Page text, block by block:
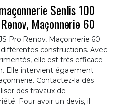
Senlis 100
Maçonnerie 60
Pro Renov, Maçonnerie 60
constructions. Avec
elle est très efficace
Elle intervient également
Contactez-la dès
des travaux de
Pour avoir un devis, il